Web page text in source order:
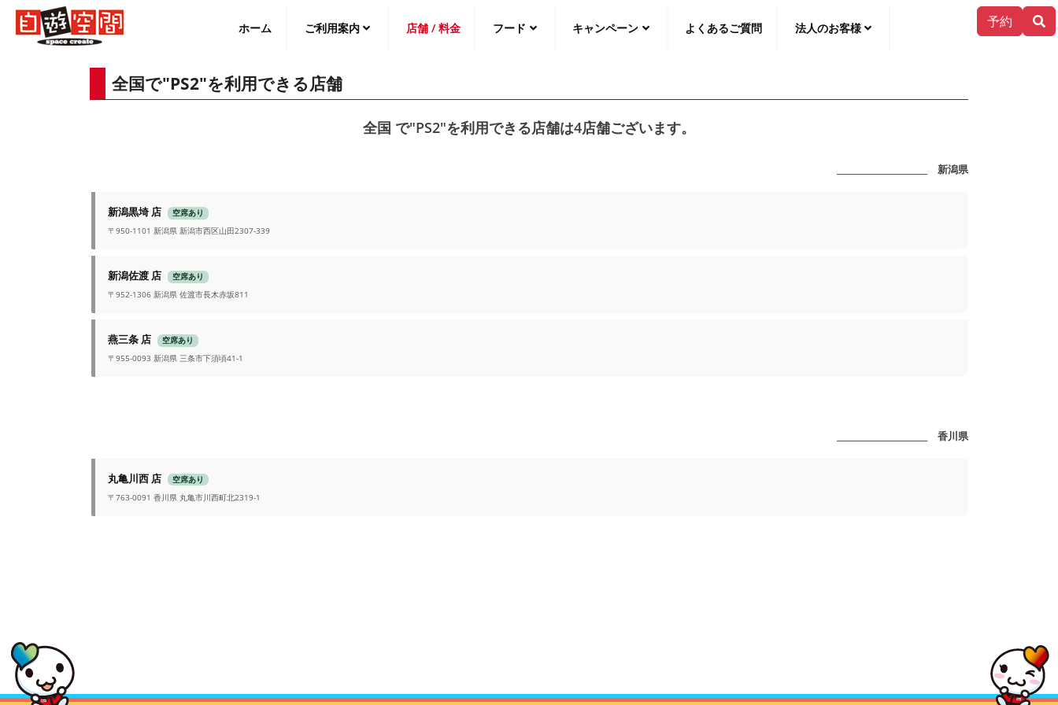
Skip
content
予約
ホーム ご利用案内 店舗 / 料金 フード キャンペーン よくあるご質問 法人のお客様
全国で"PS2"を利用できる店舗
全国 で"PS2"を利用できる店舗は4店舗ございます。
_______________________ 新潟県
新潟黒埼 店
空席あり
〒950-1101 新潟県 新潟市西区山田2307-339
新潟佐渡 店
空席あり
〒952-1306 新潟県 佐渡市長木赤坂811
燕三条 店
空席あり
〒955-0093 新潟県 三条市下須頃41-1
_______________________ 香川県
丸亀川西 店
空席あり
〒763-0091 香川県 丸亀市川西町北2319-1
English
日本語